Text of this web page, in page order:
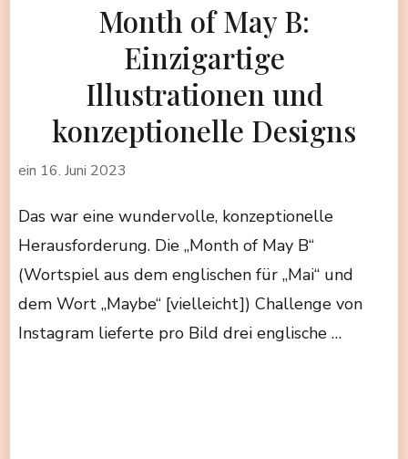
Month of May B:
Einzigartige
Illustrationen und
konzeptionelle Designs
ein 16. Juni 2023
Das war eine wundervolle, konzeptionelle
Herausforderung. Die „Month of May B“
(Wortspiel aus dem englischen für „Mai“ und
dem Wort „Maybe“ [vielleicht]) Challenge von
Instagram lieferte pro Bild drei englische …